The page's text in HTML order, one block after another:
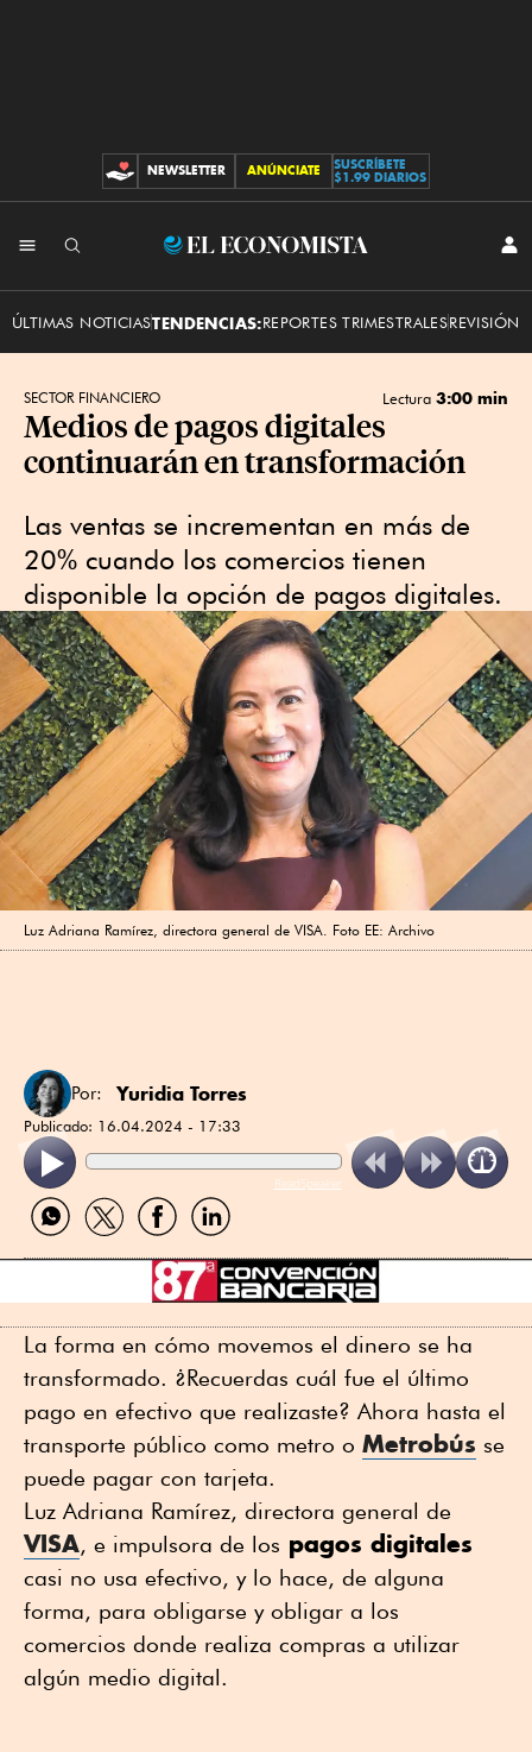
CONTRIBUCIONES
NEWSLETTER ANÚNCIATE
SUSCRÍBETE
$1.99 DIARIOS
El
ÚLTIMAS NOTICIASTENDENCIAS:REPORTES TRIMESTRALESREVISIÓN
SECTOR FINANCIERO Lectura 3:00 min
Medios de pagos digitales
continuarán en transformación
Las ventas se incrementan en más de
20% cuando los comercios tienen
disponible la opción de pagos digitales.
Luz Adriana Ramírez, directora general de VISA. Foto EE: Archivo
Por: Yuridia Torres
Publicado: 16.04.2024 - 17:33
ReadSpeaker
Compartir
por
Compartir
por
Compartir
por
Compartir
por
La forma en cómo movemos el dinero se ha
transformado. ¿Recuerdas cuál fue el último
pago en efectivo que realizaste? Ahora hasta el
transporte público como metro o Metrobús se
puede pagar con tarjeta.
Luz Adriana Ramírez, directora general de
VISA, e impulsora de los pagos digitales
casi no usa efectivo, y lo hace, de alguna
forma, para obligarse y obligar a los
comercios donde realiza compras a utilizar
algún medio digital.